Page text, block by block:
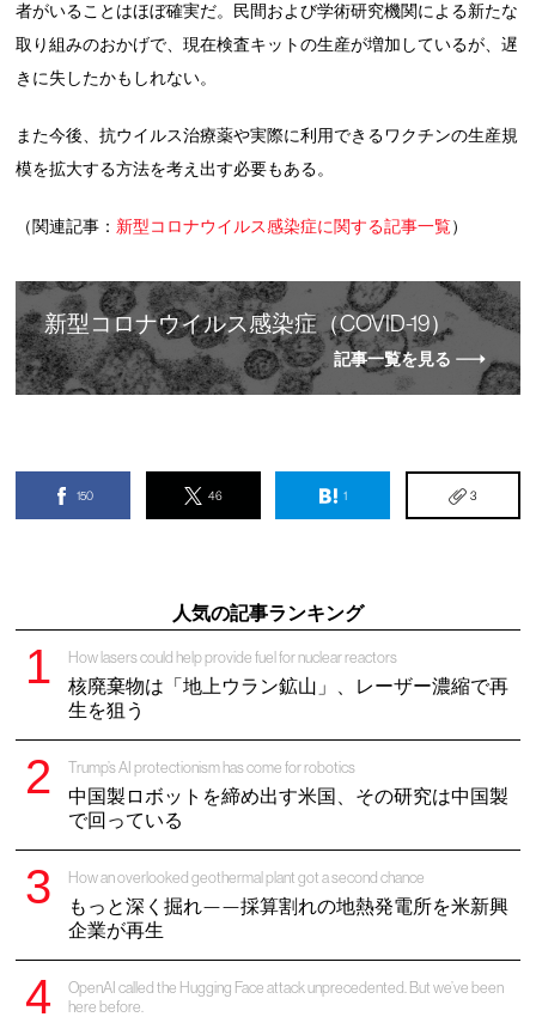
者がいることはほぼ確実だ。民間および学術研究機関による新たな
取り組みのおかげで、現在検査キットの生産が増加しているが、遅
きに失したかもしれない。
また今後、抗ウイルス治療薬や実際に利用できるワクチンの生産規
模を拡大する方法を考え出す必要もある。
（関連記事： 新型コロナウイルス感染症に関する記事一覧）
新型 コロナウイルス感染症（COVID-19）
記事一覧を見る
150 46 1 3
人気の記事ランキング
How lasers could help provide fuel for nuclear reactors
核廃棄物は「地上ウラン鉱山」、レーザー濃縮で再
生を狙う
Trump’s AI protectionism has come for robotics
中国製ロボットを締め出す米国、その研究は中国製
で回っている
How an overlooked geothermal plant got a second chance
もっと深く掘れ——採算割れの地熱発電所を米新興
企業が再生
OpenAI called the Hugging Face attack unprecedented. But we’ve been
here before.